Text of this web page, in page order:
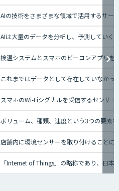
AIの技術をさまざまな領域で活用するサー
AIは大量のデータを分析し、予測していく
検温システムとスマホのビーコンアプリを
これまではデータとして存在していなか
スマホのWi-Fiシグナルを受信するセンサ
ボリューム、種類、速度という3つの要素
店舗内に環境センサーを取り付けること
「Internet of Things」の略称であり、日